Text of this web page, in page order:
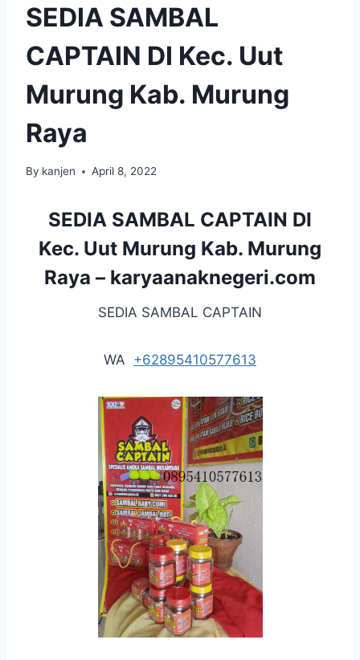
SEDIA SAMBAL
CAPTAIN DI Kec. Uut
Murung Kab. Murung
Raya
By kanjen April 8, 2022
SEDIA SAMBAL CAPTAIN DI
Kec. Uut Murung Kab. Murung
Raya – karyaanaknegeri.com
SEDIA SAMBAL CAPTAIN
WA +62895410577613